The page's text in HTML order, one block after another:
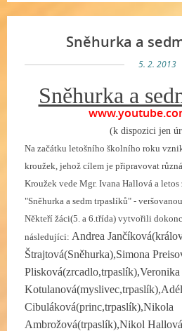
Sněhurka a
5. 2. 2013
Sněhurka a
(k dispozici jen
Na začátku letošního školního roku
kroužek, jehož cílem je připravovat
Kroužek vede Mgr. Ivana Hallová a letos
"Sněhurka a sedm trpaslíků" -
Někteří žáci(5. a 6.třída) vytvořili
následujíci: Andrea
Štrajtová(Sněhurka),Simona
Plisková(zrcadlo,trpaslík),Veronika
Cibuláková(princ,trpaslík),Nikola
Ambrožová(trpaslík),Nikol